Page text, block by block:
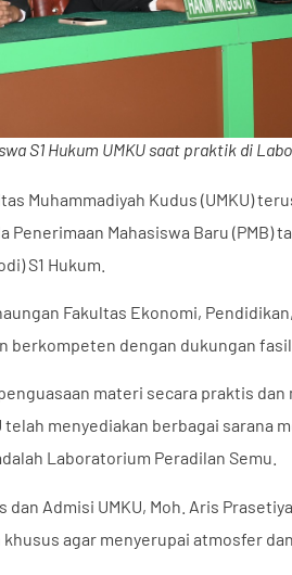
S1 Hukum UMKU saat praktik di
Muhammadiyah Kudus (UMKU)
Penerimaan Mahasiswa Baru (PMB)
S1 Hukum.
Fakultas Ekonomi,
berkompeten dengan dukungan
materi secara praktis
telah menyediakan berbagai sarana
Laboratorium Peradilan Semu.
dan Admisi UMKU, Moh. Aris
agar menyerupai atmosfer